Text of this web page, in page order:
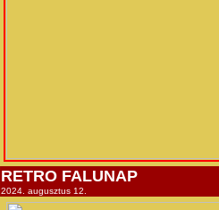
RETRO FALUNAP
2024. augusztus 12.